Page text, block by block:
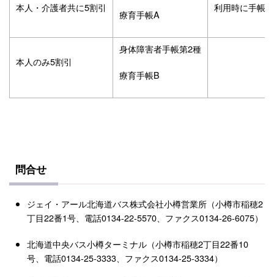
本人・介護者共に5割引
療育手帳A
利用時に手帳
本人のみ5割引
身体障害者手帳第2種
療育手帳B
問合せ
ジェイ・アール北海道バス株式会社小樽営業所（小樽市稲穂2
丁目22番1号、電話0134-22-5570、ファクス0134-26-6075）
北海道中央バス小樽ターミナル（小樽市稲穂2丁目22番10
号、電話0134-25-3333、ファクス0134-25-3334）